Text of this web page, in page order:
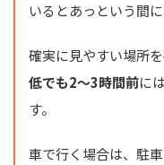
いるとあっという間
確実に見やすい場所
低でも2～3時間前に
す。
車で行く場合は、駐